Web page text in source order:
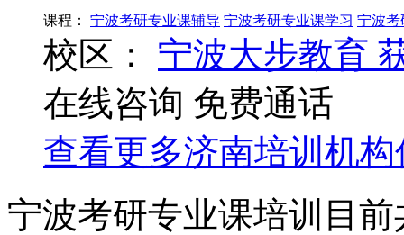
课程： 宁波考研专业课辅导 宁波考研专业课学习 宁波考
校区： 宁波大步教育
在线咨询 免费通话
查看更多济南培训机构
宁波考研专业课培训目